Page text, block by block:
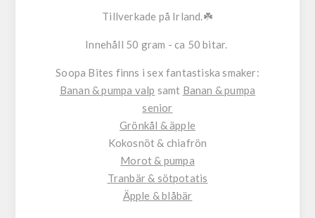
Tillverkade på Irland.☘️
Innehåll 50 gram - ca 50 bitar.
Soopa Bites finns i sex fantastiska smaker:
Banan & pumpa valp samt Banan & pumpa
senior
Grönkål & äpple
Kokosnöt & chiafrön
Morot & pumpa
Tranbär & sötpotatis
Äpple & blåbär